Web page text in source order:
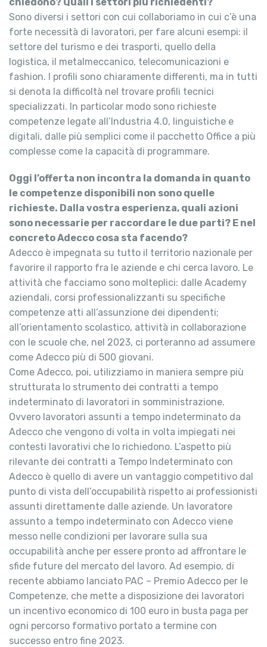
Sono diversi i settori con cui collaboriamo in cui c’è una
forte necessità di lavoratori, per fare alcuni esempi: il
settore del turismo e dei trasporti, quello della
logistica, il metalmeccanico, telecomunicazioni e
fashion. I profili sono chiaramente differenti, ma in tutti
si denota la difficoltà nel trovare profili tecnici
specializzati. In particolar modo sono richieste
competenze legate all’Industria 4.0, linguistiche e
digitali, dalle più semplici come il pacchetto Office a più
complesse come la capacità di programmare.
Oggi l’offerta non incontra la domanda in quanto
le competenze disponibili non sono quelle
richieste. Dalla vostra esperienza, quali azioni
sono necessarie per raccordare le due parti? E nel
concreto Adecco cosa sta facendo?
Adecco è impegnata su tutto il territorio nazionale per
favorire il rapporto fra le aziende e chi cerca lavoro. Le
attività che facciamo sono molteplici: dalle Academy
aziendali, corsi professionalizzanti su specifiche
competenze atti all’assunzione dei dipendenti;
all’orientamento scolastico, attività in collaborazione
con le scuole che, nel 2023, ci porteranno ad assumere
come Adecco più di 500 giovani.
Come Adecco, poi, utilizziamo in maniera sempre più
strutturata lo strumento dei contratti a tempo
indeterminato di lavoratori in somministrazione.
Ovvero lavoratori assunti a tempo indeterminato da
Adecco che vengono di volta in volta impiegati nei
contesti lavorativi che lo richiedono. L’aspetto più
rilevante dei contratti a Tempo Indeterminato con
Adecco è quello di avere un vantaggio competitivo dal
punto di vista dell’occupabilità rispetto ai professionisti
assunti direttamente dalle aziende. Un lavoratore
assunto a tempo indeterminato con Adecco viene
messo nelle condizioni per lavorare sulla sua
occupabilità anche per essere pronto ad affrontare le
sfide future del mercato del lavoro. Ad esempio, di
recente abbiamo lanciato PAC – Premio Adecco per le
Competenze, che mette a disposizione dei lavoratori
un incentivo economico di 100 euro in busta paga per
ogni percorso formativo portato a termine con
successo entro fine 2023.